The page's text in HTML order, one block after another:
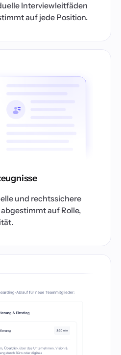
Interviewleitfäden
auf jede Position.
und rechtssichere
auf Rolle,